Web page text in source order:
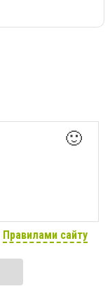
🙂
Правилами сайту